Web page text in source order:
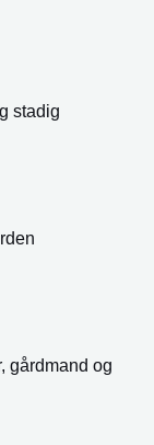
stadig
gårdmand og